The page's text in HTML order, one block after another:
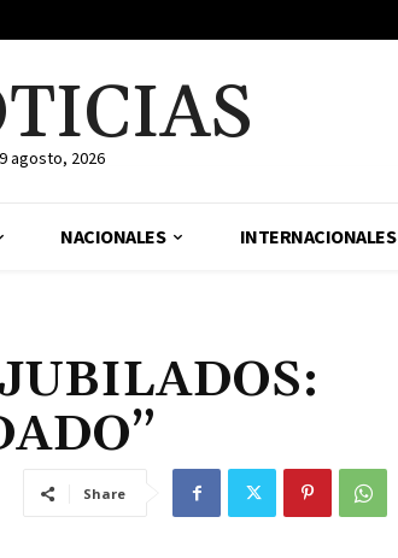
agosto, 2026
NACIONALES INTERNACIONALES
Share